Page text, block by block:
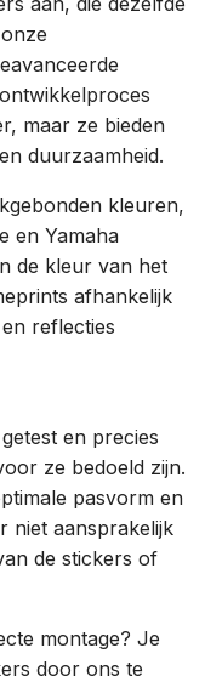
maar ze bieden
duurzaamheid.
kleuren,
en Yamaha
de kleur van het
afhankelijk
reflecties
en precies
ze bedoeld zijn.
pasvorm en
niet aansprakelijk
de stickers of
montage? Je
door ons te